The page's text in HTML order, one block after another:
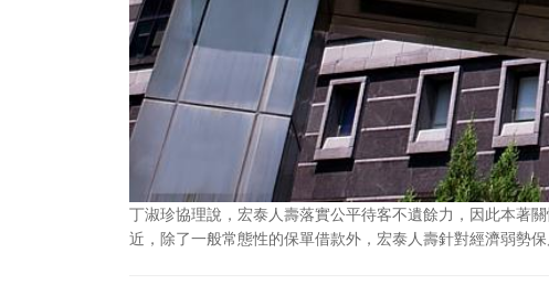
丁淑珍協理說，宏泰人壽落實公平待客不遺餘力，因此本著
近，除了一般常態性的保單借款外，宏泰人壽針對經濟弱勢